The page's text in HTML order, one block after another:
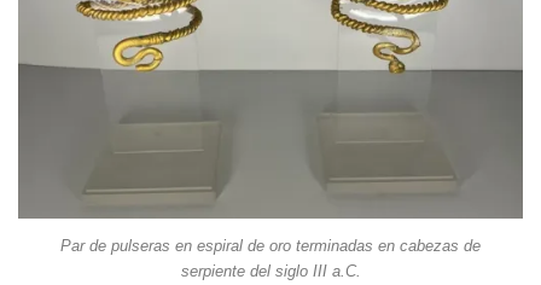
Par de pulseras en espiral de oro terminadas en cabezas de
serpiente del siglo III a.C.